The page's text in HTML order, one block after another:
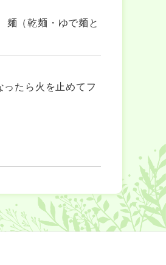
麺（乾麺・ゆで麺と
たら火を止めてフ